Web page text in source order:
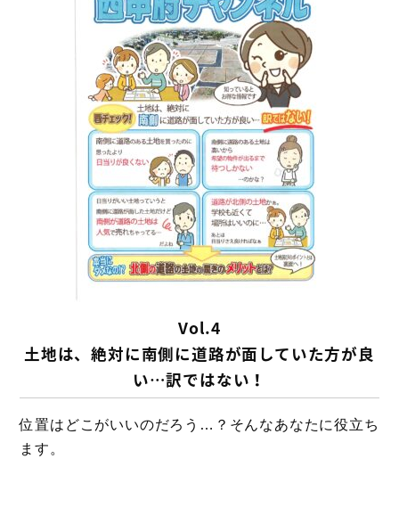
Vol.4
土地は、絶対に南側に道路が面していた方が良
い…訳ではない！
位置はどこがいいのだろう…？そんなあなたに役立ち
ます。